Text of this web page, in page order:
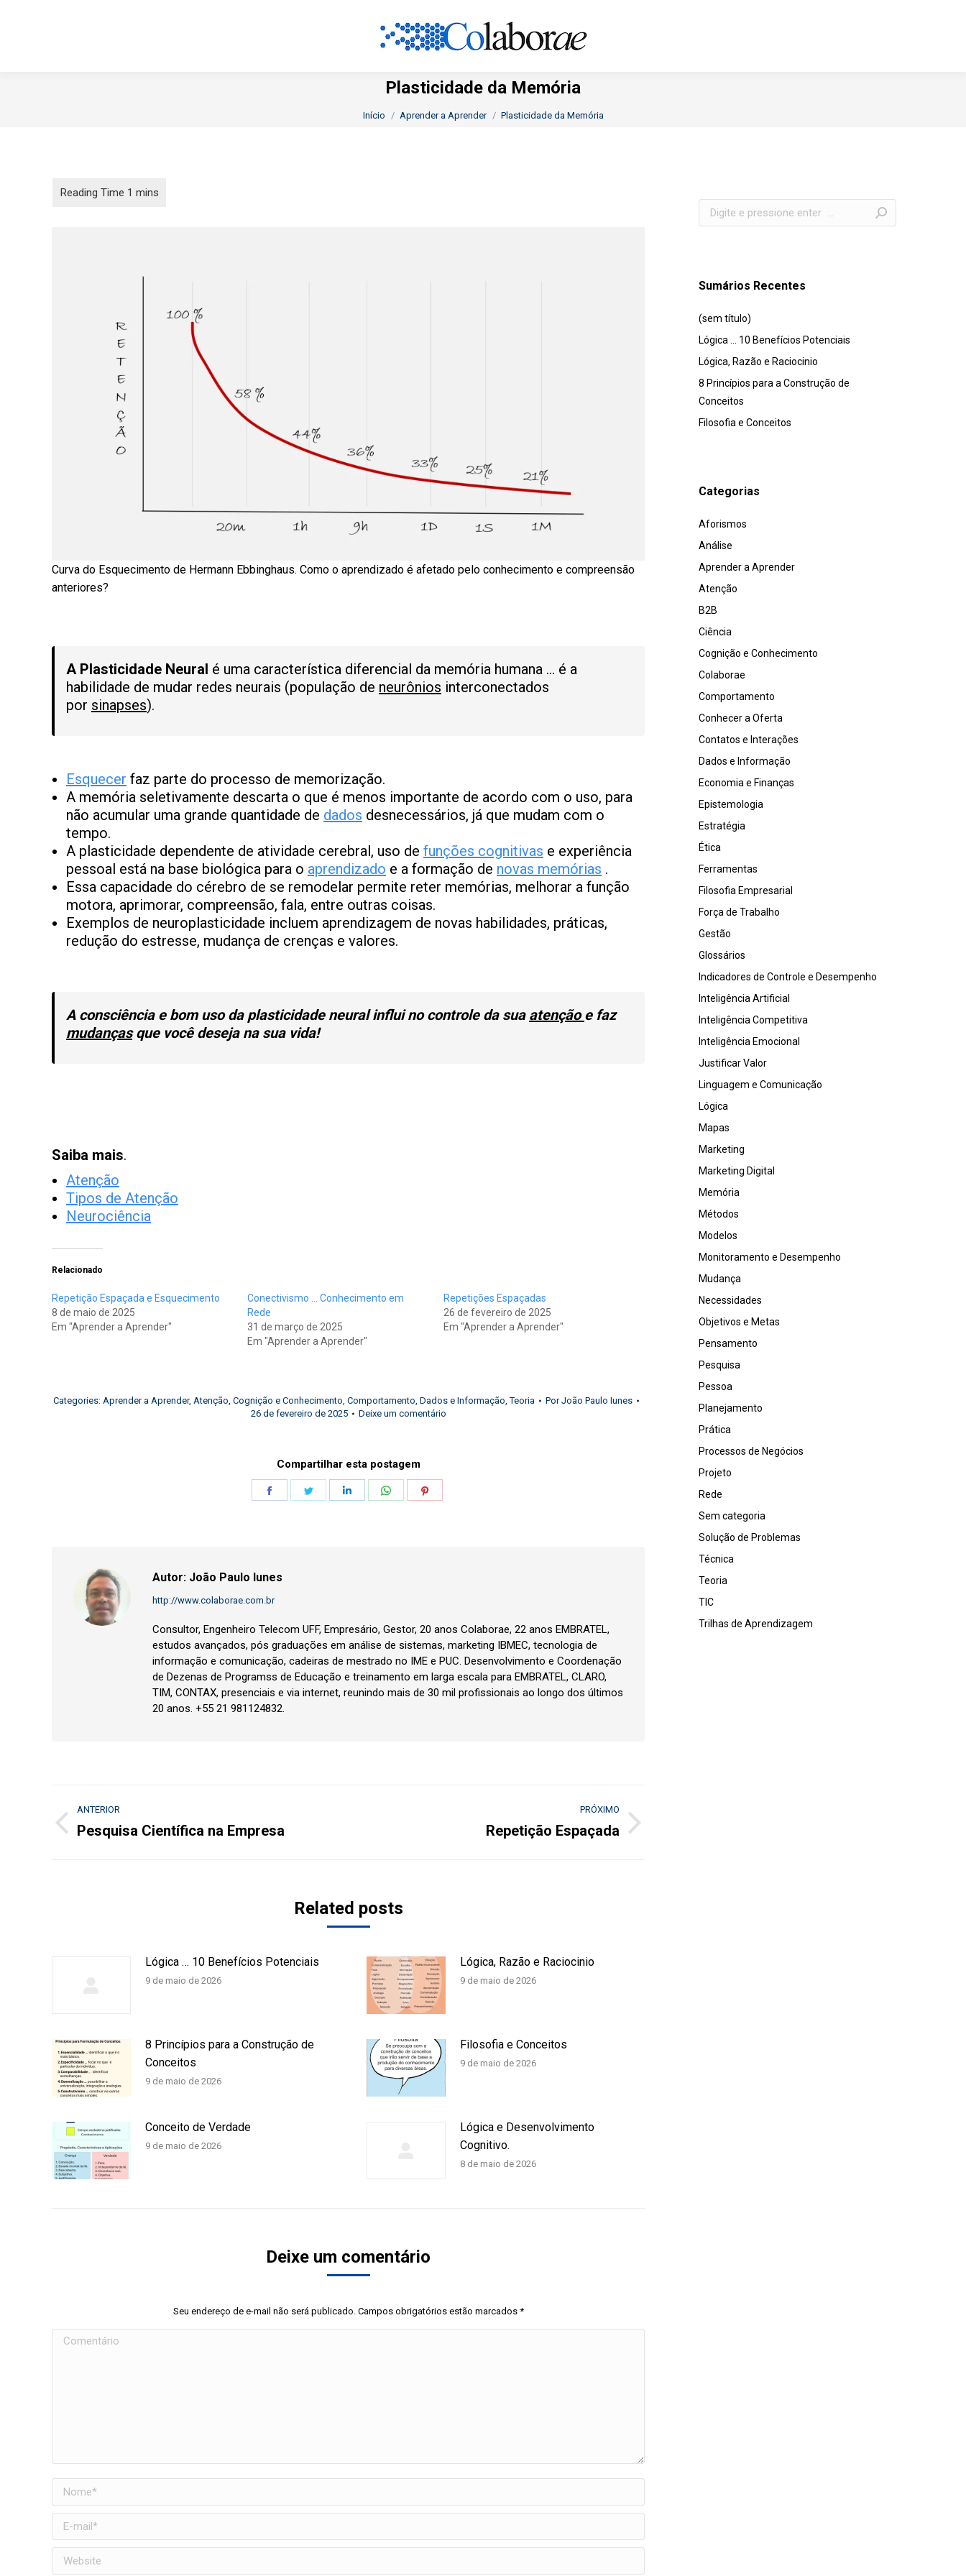
Plasticidade da Memória
Você está aqui:
Início Aprender a Aprender Plasticidade da Memória
Curva do Esquecimento de Hermann Ebbinghaus. Como o aprendizado é afetado pelo conhecimento e compreensão
anteriores?
A Plasticidade Neural é uma característica diferencial da memória humana … é a
habilidade de mudar redes neurais (população de neurônios interconectados
por sinapses).
Esquecer faz parte do processo de memorização.
A memória seletivamente descarta o que é menos importante de acordo com o uso, para
não acumular uma grande quantidade de dados desnecessários, já que mudam com o
tempo.
A plasticidade dependente de atividade cerebral, uso de funções cognitivas e experiência
pessoal está na base biológica para o aprendizado e a formação de novas memórias .
Essa capacidade do cérebro de se remodelar permite reter memórias, melhorar a função
motora, aprimorar, compreensão, fala, entre outras coisas.
Exemplos de neuroplasticidade incluem aprendizagem de novas habilidades, práticas,
redução do estresse, mudança de crenças e valores.
A consciência e bom uso da plasticidade neural influi no controle da sua atençãoe faz
mudançasque você deseja na sua vida!
Saiba mais.
Atenção
Tipos de Atenção
Neurociência
Relacionado
Repetição Espaçada e Esquecimento
8 de maio de 2025
Em "Aprender a Aprender"
Conectivismo … Conhecimento em
Rede
31 de março de 2025
Em "Aprender a Aprender"
Repetições Espaçadas
26 de fevereiro de 2025
Em "Aprender a Aprender"
Categories: Aprender a Aprender, Atenção, Cognição e Conhecimento, Comportamento, Dados e Informação,Teoria PorJoão Paulo Iunes
26 de fevereiro de 2025
Deixe um comentário
Compartilhar esta postagem
Share
Share
Autor: João Paulo Iunes
http://www.colaborae.com.br
Consultor, Engenheiro Telecom UFF, Empresário, Gestor, 20 anos Colaborae, 22 anos EMBRATEL,
estudos avançados, pós graduações em análise de sistemas, marketing IBMEC, tecnologia de
informação e comunicação, cadeiras de mestrado no IME e PUC. Desenvolvimento e Coordenação
de Dezenas de Programss de Educação e treinamento em larga escala para EMBRATEL, CLARO,
TIM, CONTAX, presenciais e via internet, reunindo mais de 30 mil profissionais ao longo dos últimos
20 anos. +55 21 981124832.
Navegação
de
ANTERIOR
Post
Pesquisa Científica na Empresa
PRÓXIMO
Repetição Espaçada
Related posts
Lógica … 10 Benefícios Potenciais
9 de maio de 2026
Lógica, Razão e Raciocinio
9 de maio de 2026
8 Princípios para a Construção de
Conceitos
9 de maio de 2026
Filosofia e Conceitos
9 de maio de 2026
Conceito de Verdade
9 de maio de 2026
Lógica e Desenvolvimento
Cognitivo.
8 de maio de 2026
Deixe um comentário
Seu endereço de e-mail não será publicado. Campos obrigatórios estão marcados *
Comentário
Nome *
E-mail *
Website
Search:
Sumários Recentes
(sem título)
Lógica … 10 Benefícios Potenciais
Lógica, Razão e Raciocinio
8 Princípios para a Construção de
Conceitos
Filosofia e Conceitos
Categorias
Aforismos
Análise
Aprender a Aprender
Atenção
B2B
Ciência
Cognição e Conhecimento
Colaborae
Comportamento
Conhecer a Oferta
Contatos e Interações
Dados e Informação
Economia e Finanças
Epistemologia
Estratégia
Ética
Ferramentas
Filosofia Empresarial
Força de Trabalho
Gestão
Glossários
Indicadores de Controle e Desempenho
Inteligência Artificial
Inteligência Competitiva
Inteligência Emocional
Justificar Valor
Linguagem e Comunicação
Lógica
Mapas
Marketing
Marketing Digital
Memória
Métodos
Modelos
Monitoramento e Desempenho
Mudança
Necessidades
Objetivos e Metas
Pensamento
Pesquisa
Pessoa
Planejamento
Prática
Processos de Negócios
Projeto
Rede
Sem categoria
Solução de Problemas
Técnica
Teoria
TIC
Trilhas de Aprendizagem